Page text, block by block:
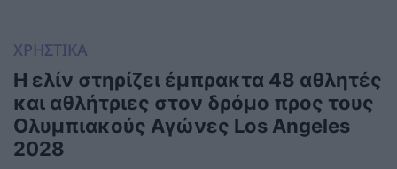
ΧΡΗΣΤΙΚΑ
Η ελίν στηρίζει έμπρακτα 48 αθλητές
και αθλήτριες στον δρόμο προς τους
Ολυμπιακούς Αγώνες Los Angeles
2028